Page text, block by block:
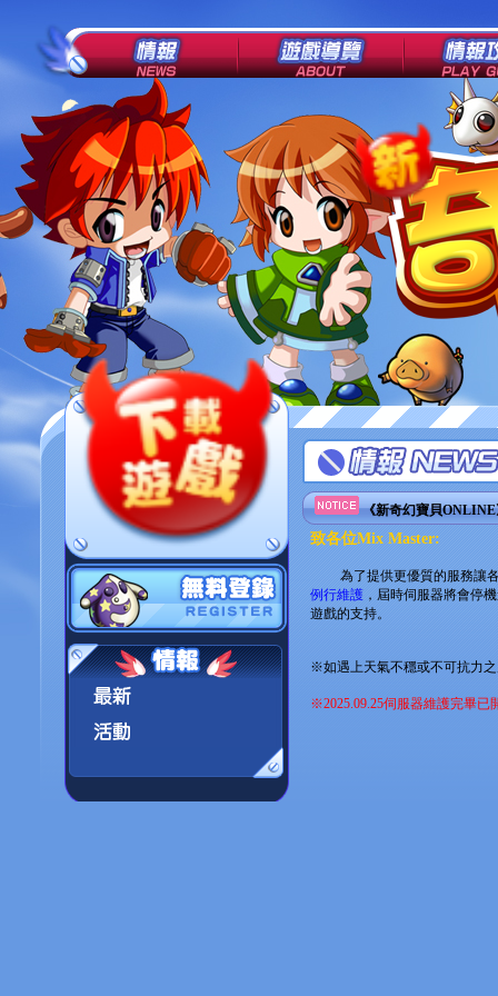
《新奇幻寶貝
致各位Mix Master:
為了提供更優質的服務讓
例行維護 ，屆時伺服器將會停
遊戲的支持。
※如遇上天氣不穩或不可抗力
※2025.09.25伺服器維護完畢已